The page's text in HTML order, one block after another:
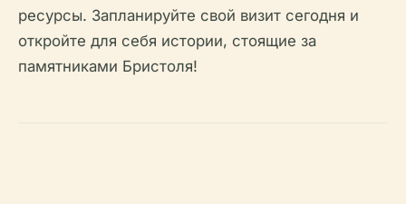
ресурсы. Запланируйте свой визит сегодня и
откройте для себя истории, стоящие за
памятниками Бристоля!